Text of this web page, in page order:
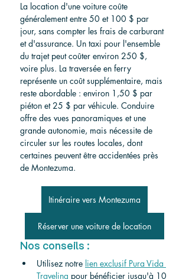
La location d'une voiture coûte
généralement entre 50 et 100 $ par
jour, sans compter les frais de carburant
et d'assurance. Un taxi pour l'ensemble
du trajet peut coûter environ 250 $,
voire plus. La traversée en ferry
représente un coût supplémentaire, mais
reste abordable : environ 1,50 $ par
piéton et 25 $ par véhicule. Conduire
offre des vues panoramiques et une
grande autonomie, mais nécessite de
circuler sur les routes locales, dont
certaines peuvent être accidentées près
de Montezuma.
Itinéraire vers Montezuma
Réserver une voiture de location
Nos conseils :
Utilisez notre lien exclusif Pura Vida
Traveling pour bénéficier jusqu'à 10